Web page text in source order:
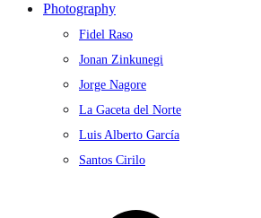
Photography
Fidel Raso
Jonan Zinkunegi
Jorge Nagore
La Gaceta del Norte
Luis Alberto García
Santos Cirilo